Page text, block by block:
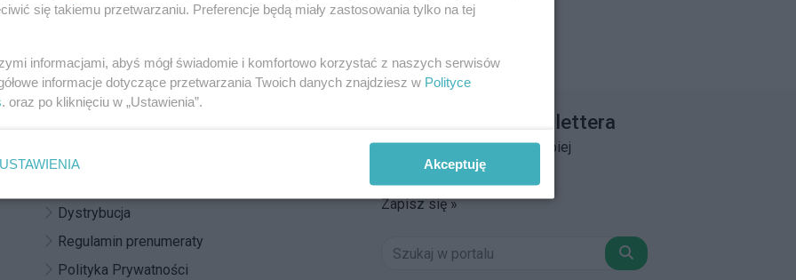
Kontakt
Dystrybucja
Regulamin prenumeraty
Polityka Prywatności
Zapisz się do newslettera
Dołącz do grona ludzi najlepiej
poinformowanych!
Zapisz się »
Szukaj
się takiemu przetwarzaniu. Preferencje będą miały zastosowania tylko na tej
informacjami, abyś mógł świadomie i komfortowo korzystać z naszych serwisów
informacje dotyczące przetwarzania Twoich danych znajdziesz w Polityce
. oraz po kliknięciu w „Ustawienia”.
USTAWIENIA Akceptuję